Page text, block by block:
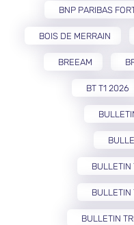
BNP PARIBAS
BOIS DE MERRAIN
BREEAM
BT T1 2026
BULLETIN
BULLETIN
BULLETIN